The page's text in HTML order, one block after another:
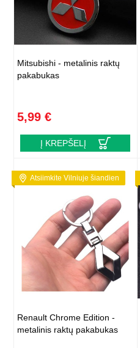
Mitsubishi - metalinis raktų
pakabukas
5,99 €
Į KREPŠELĮ
Atsiimkite Vilniuje šiandien
Renault Chrome Edition -
metalinis raktų pakabukas